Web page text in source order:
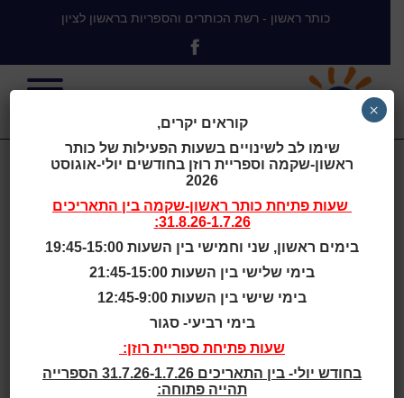
כותר ראשון - רשת הכותרים והספריות בראשון לציון
שירותי ענן
למידה בזום
קוראים יקרים,
שימו לב לשינויים בשעות הפעילות של כותר
ראשון-שקמה וספריית רוזן בחודשים יולי-אוגוסט
2026
שעות פתיחת כותר ראשון-שקמה בין התאריכים
31.8.26-1.7.26:
בימים ראשון, שני וחמישי בין השעות 19:45-15:00
בימי שלישי בין השעות 21:45-15:00
בימי שישי בין השעות 12:45-9:00
בימי רביעי- סגור
שעות פתיחת ספריית רוזן:
בחודש יולי- בין התאריכים 31.7.26-1.7.26 הספרייה
תהייה פתוחה:
×